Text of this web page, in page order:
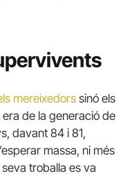
mereixedors sinó els
de la generació de
davant 84 i 81,
massa, ni més
troballa es va